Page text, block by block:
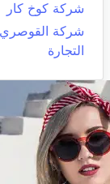
شركة كوخ كار
شركة القوصري
التجارة